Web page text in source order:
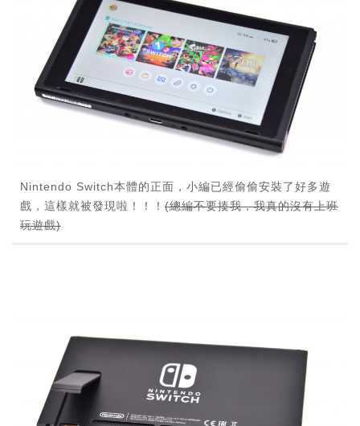
Nintendo Switch本體的正面，小編已經偷偷安裝了好多遊
戲，這樣就被發現啦！！！ (總編不要揍我，我真的沒有上班
玩遊戲)